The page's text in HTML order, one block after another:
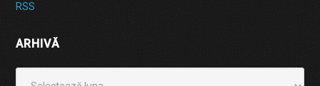
RSS
ARHIVĂ